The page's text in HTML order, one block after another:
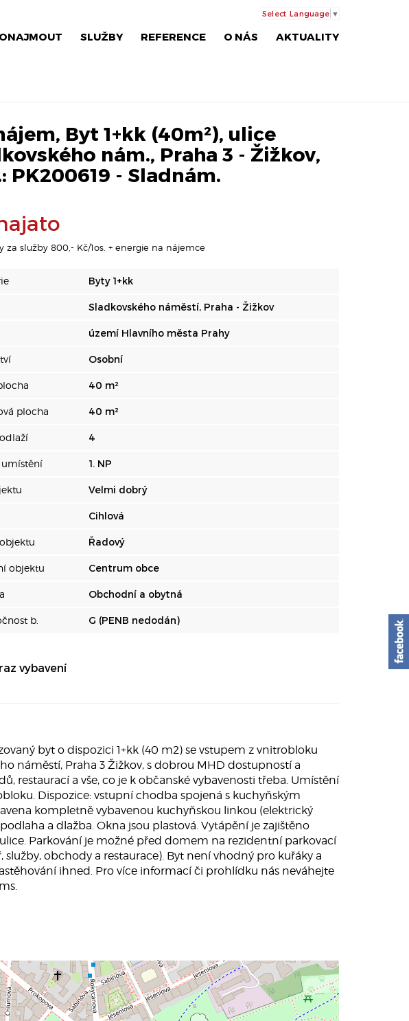
SLUŽBY REFERENCE O NÁS AKTUALITY
Select Language ▼
Byt 1+kk (40m²), ulice
nám., Praha 3 - Žižkov,
PK200619 - Sladnám.
za služby 800,- Kč/1os. + energie na nájemce
Byty 1+kk
Sladkovského náměstí, Praha - Žižkov
území Hlavního města Prahy
Osobní
40 m²
plocha 40 m²
4
1. NP
Velmi dobrý
Cihlová
Řadový
objektu Centrum obce
Obchodní a obytná
b. G (PENB nedodán)
vybavení
byt o dispozici 1+kk (40 m2) se vstupem z vnitrobloku
náměstí, Praha 3 Žižkov, s dobrou MHD dostupností a
restaurací a vše, co je k občanské vybavenosti třeba. Umístění
Dispozice: vstupní chodba spojená s kuchyňským
kompletně vybavenou kuchyňskou linkou (elektrický
a dlažba. Okna jsou plastová. Vytápění je zajištěno
Parkování je možné před domem na rezidentní parkovací
obchody a restaurace). Byt není vhodný pro kuřáky a
ihned. Pro více informací či prohlídku nás neváhejte